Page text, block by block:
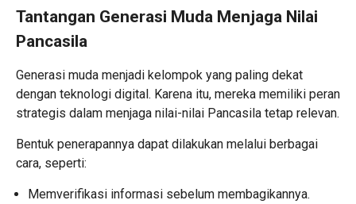
Tantangan Generasi Muda Menjaga Nilai
Pancasila
Generasi muda menjadi kelompok yang paling dekat
dengan teknologi digital. Karena itu, mereka memiliki peran
strategis dalam menjaga nilai-nilai Pancasila tetap relevan.
Bentuk penerapannya dapat dilakukan melalui berbagai
cara, seperti:
Memverifikasi informasi sebelum membagikannya.